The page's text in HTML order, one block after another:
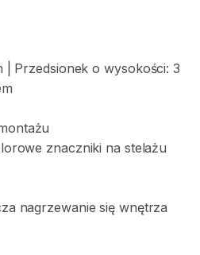
Przedsionek o wysokości: 3
znaczniki na stelażu
nagrzewanie się wnętrza